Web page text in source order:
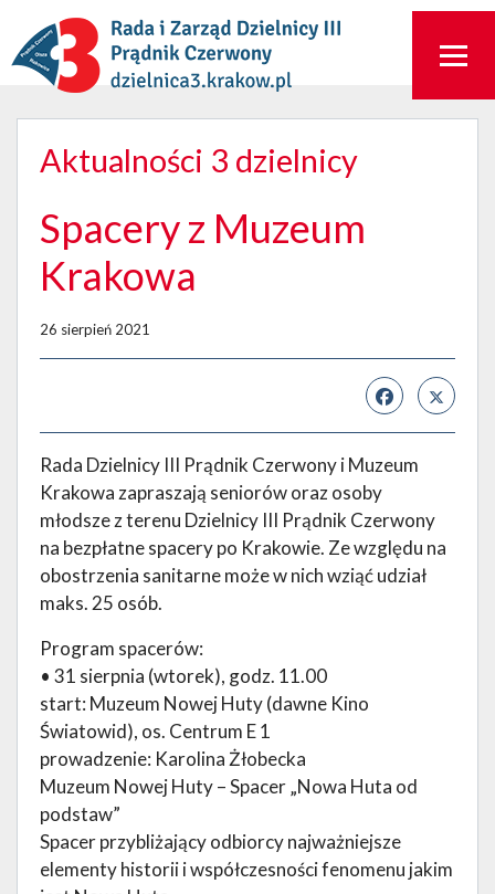
Aktualności 3 dzielnicy
Spacery z Muzeum
Krakowa
26 sierpień 2021
Rada Dzielnicy III Prądnik Czerwony i Muzeum
Krakowa zapraszają seniorów oraz osoby
młodsze z terenu Dzielnicy III Prądnik Czerwony
na bezpłatne spacery po Krakowie. Ze względu na
obostrzenia sanitarne może w nich wziąć udział
maks. 25 osób.
Program spacerów:
• 31 sierpnia (wtorek), godz. 11.00
start: Muzeum Nowej Huty (dawne Kino
Światowid), os. Centrum E 1
prowadzenie: Karolina Żłobecka
Muzeum Nowej Huty – Spacer „Nowa Huta od
podstaw”
Spacer przybliżający odbiorcy najważniejsze
elementy historii i współczesności fenomenu jakim